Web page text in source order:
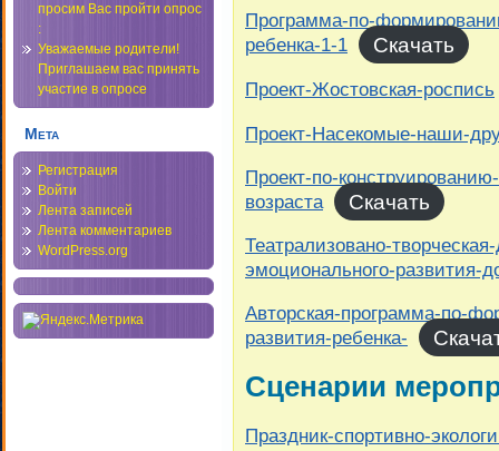
просим Вас пройти опрос
:
Уважаемые родители!
Приглашаем вас принять
участие в опросе
Мета
Регистрация
Войти
Лента записей
Лента комментариев
WordPress.org
Программа-по-
ребенка-1-1
Скачать
Проект-Жостовская-роспись
Проект-Насекомые-наши-
Проект-по-
возраста
Скачать
Театрализовано-
эмоционального-развития-
Авторская-программа-по-
развития-ребенка-
Сценарии
Праздник-спортивно-